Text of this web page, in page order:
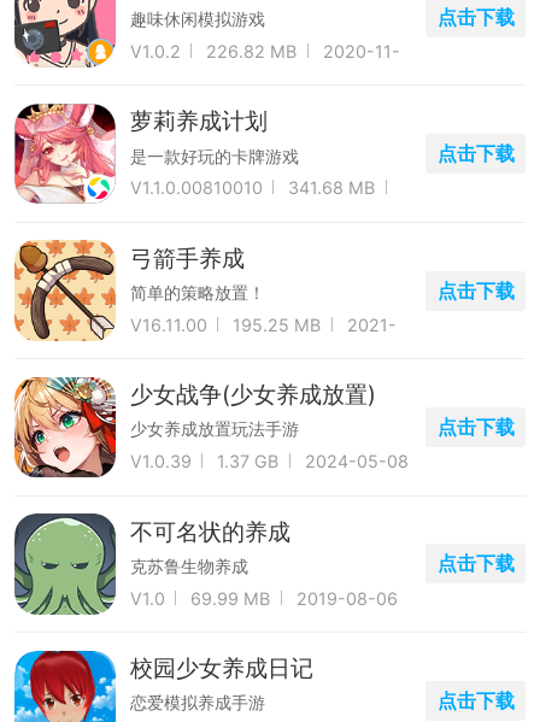
趣味休闲模拟游戏
V1.0.2
226.82 MB
2020-11-
点击下载
萝莉养成计划
是一款好玩的卡牌游戏
V1.1.0.00810010
341.68 MB
点击下载
弓箭手养成
简单的策略放置！
V16.11.00
195.25 MB
2021-
点击下载
少女战争(少女养成放置)
少女养成放置玩法手游
V1.0.39
1.37 GB 2024-05-08
点击下载
不可名状的养成
克苏鲁生物养成
V1.0
69.99 MB 2019-08-06
点击下载
校园少女养成日记
恋爱模拟养成手游
点击下载